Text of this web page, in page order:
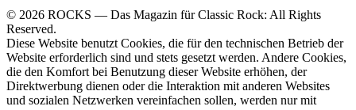
© 2026 ROCKS — Das Magazin für Classic Rock: All Rights
Reserved.
Diese Website benutzt Cookies, die für den technischen Betrieb der
Website erforderlich sind und stets gesetzt werden. Andere Cookies,
die den Komfort bei Benutzung dieser Website erhöhen, der
Direktwerbung dienen oder die Interaktion mit anderen Websites
und sozialen Netzwerken vereinfachen sollen, werden nur mit